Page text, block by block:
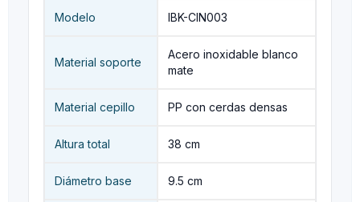
Modelo IBK-CIN003
Material soporte
Acero inoxidable blanco
mate
Material cepillo PP con cerdas densas
Altura total 38 cm
Diámetro base 9.5 cm